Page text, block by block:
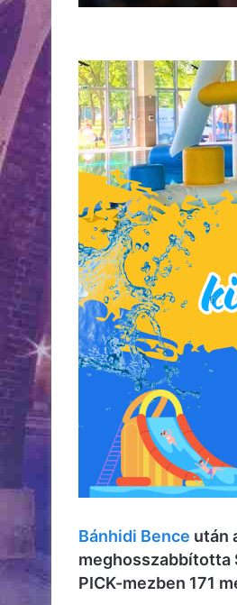
Bánhidi Bence után
meghosszabbította
PICK-mezben 171